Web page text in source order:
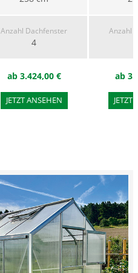
Anzahl Dachfenster
4
ab 3.424,00 €
JETZT ANSEHEN
Anzahl
ab
JETZT